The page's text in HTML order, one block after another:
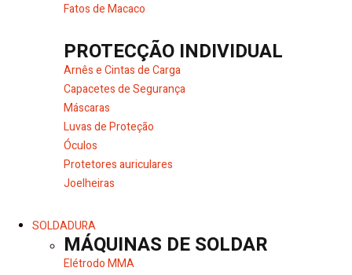
Fatos de Macaco
PROTECÇÃO INDIVIDUAL
Arnês e Cintas de Carga
Capacetes de Segurança
Máscaras
Luvas de Proteção
Óculos
Protetores auriculares
Joelheiras
SOLDADURA
MÁQUINAS DE SOLDAR
Elétrodo MMA